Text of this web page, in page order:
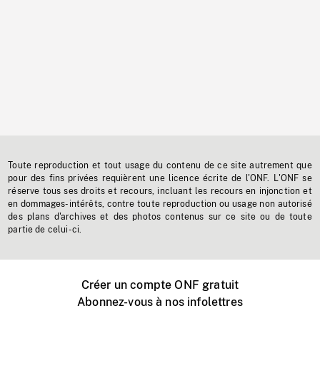
Toute reproduction et tout usage du contenu de ce site autrement que
pour des fins privées requièrent une licence écrite de l'ONF. L'ONF se
réserve tous ses droits et recours, incluant les recours en injonction et
en dommages-intérêts, contre toute reproduction ou usage non autorisé
des plans d'archives et des photos contenus sur ce site ou de toute
partie de celui-ci.
Créer un compte ONF gratuit
Abonnez-vous à nos infolettres